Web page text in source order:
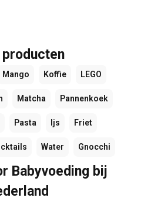
Mango Koffie LEGO
Matcha Pannenkoek
Pasta Ijs Friet
Water Gnocchi
Babyvoeding bij